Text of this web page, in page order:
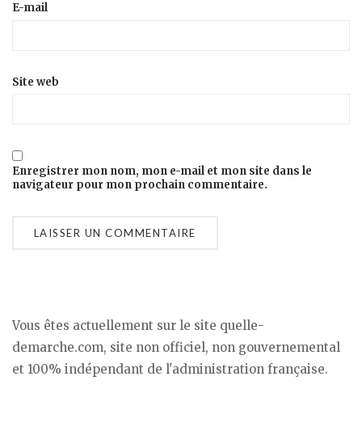
E-mail
Site web
Enregistrer mon nom, mon e-mail et mon site dans le
navigateur pour mon prochain commentaire.
Vous êtes actuellement sur le site quelle-
demarche.com, site non officiel, non gouvernemental
et 100% indépendant de l'administration française.